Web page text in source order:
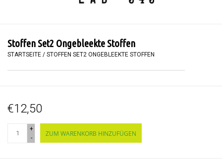
MALEN
WORKSHOPS
SPECIALS
Stoffen Set2 Ongebleekte Stoffen
STARTSEITE / STOFFEN SET2 ONGEBLEEKTE STOFFEN
€12,50
+
-
ZUM WARENKORB HINZUFÜGEN